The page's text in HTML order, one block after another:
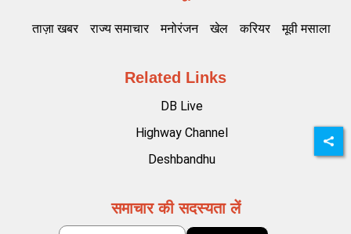
ताज़ा खबर राज्य समाचार मनोरंजन खेल करियर मूवी मसाला
Related Links
DB Live
Highway Channel
Deshbandhu
समाचार की सदस्यता लें